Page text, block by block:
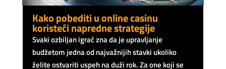
Kako pobediti u online casinu
koristeći napredne strategije
Svaki ozbiljan igrač zna da je upravljanje
budžetom jedna od najvažnijih stavki ukoliko
želite ostvariti uspeh na duži rok. Za one koji se